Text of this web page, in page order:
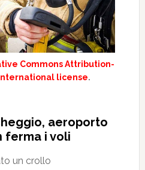
Commons Attribution-
license.
aeroporto
ferma i voli
un crollo